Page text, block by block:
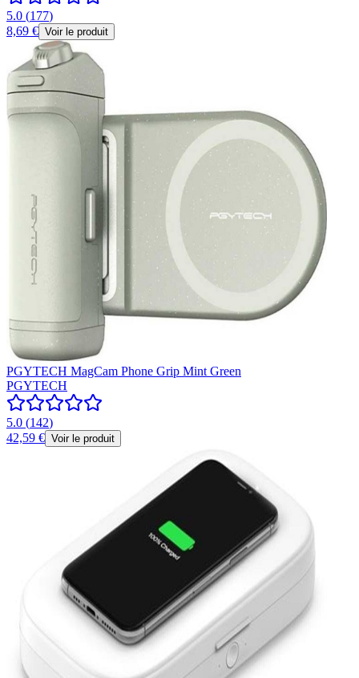
5.0 (177)
8,69 € Voir le produit
PGYTECH MagCam Phone Grip Mint Green
PGYTECH
5.0 (142)
42,59 € Voir le produit